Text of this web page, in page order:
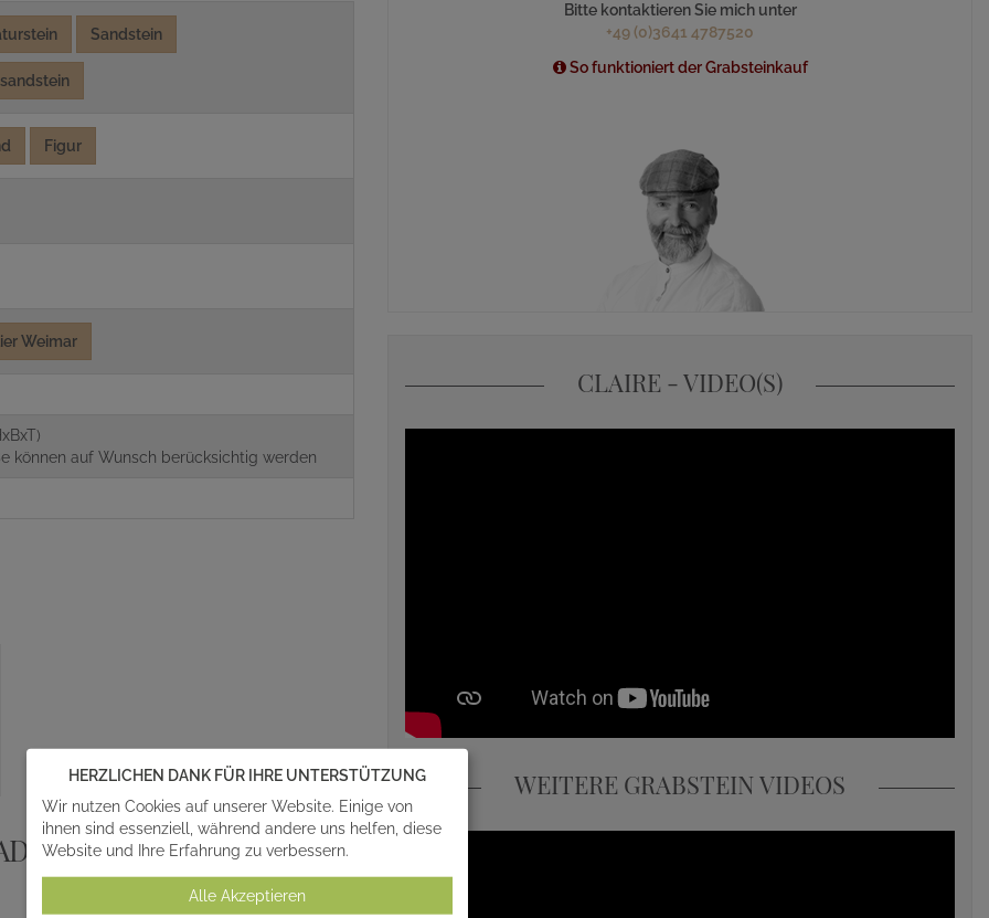
Sandstein
Figur
Weimar
können auf Wunsch berücksichtig werden
Bitte kontaktieren Sie mich unter
+49 (0)3641 4787520
So funktioniert der Grabsteinkauf
CLAIRE - VIDEO(S)
WEITERE GRABSTEIN VIDEOS
HERZLICHEN DANK FÜR IHRE UNTERSTÜTZUNG
Wir nutzen Cookies auf unserer Website. Einige von
ihnen sind essenziell, während andere uns helfen, diese
Website und Ihre Erfahrung zu verbessern.
Alle Akzeptieren